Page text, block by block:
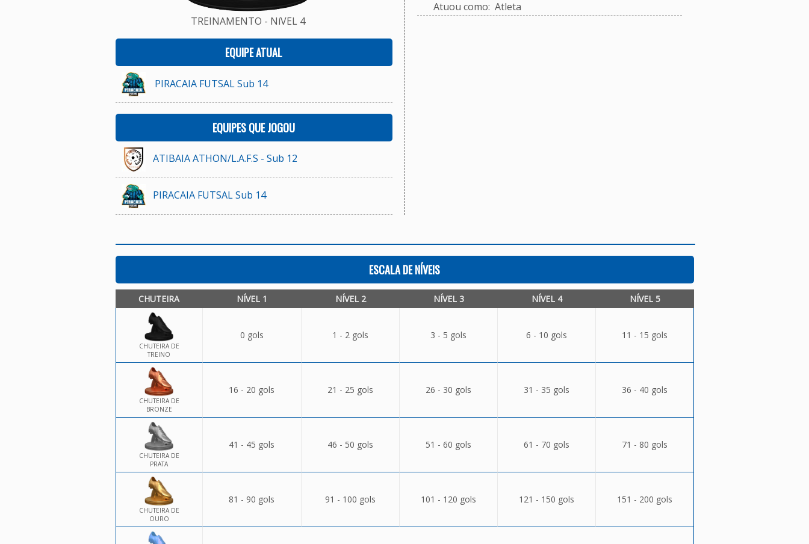
TREINAMENTO - NíVEL 4
EQUIPE ATUAL
PIRACAIA FUTSAL Sub 14
EQUIPES QUE JOGOU
ATIBAIA ATHON/L.A.F.S - Sub 12
PIRACAIA FUTSAL Sub 14
Atuou como: Atleta
ESCALA DE NÍVEIS
CHUTEIRA NÍVEL 1 NÍVEL 2 NÍVEL 3 NÍVEL 4 NÍVEL 5
CHUTEIRA DE
TREINO
0 gols 1 - 2 gols 3 - 5 gols 6 - 10 gols 11 - 15 gols
CHUTEIRA DE
BRONZE
16 - 20 gols 21 - 25 gols 26 - 30 gols 31 - 35 gols 36 - 40 gols
CHUTEIRA DE
PRATA
41 - 45 gols 46 - 50 gols 51 - 60 gols 61 - 70 gols 71 - 80 gols
CHUTEIRA DE
OURO
81 - 90 gols 91 - 100 gols 101 - 120 gols 121 - 150 gols 151 - 200 gols